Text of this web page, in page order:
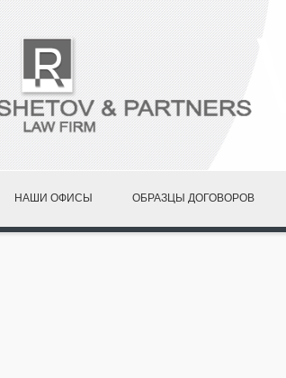
НАШИ ОФИСЫ ОБРАЗЦЫ ДОГОВОРОВ